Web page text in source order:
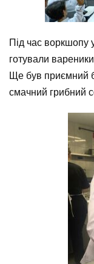
Під час воркшопу
готували
Ще був приємний
смачний грибний